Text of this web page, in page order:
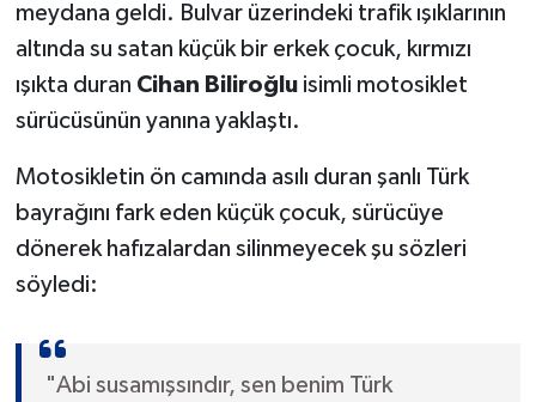
meydana geldi. Bulvar üzerindeki trafik ışıklarının
altında su satan küçük bir erkek çocuk, kırmızı
ışıkta duran Cihan Biliroğluisimli motosiklet
sürücüsünün yanına yaklaştı.
Motosikletin ön camında asılı duran şanlı Türk
bayrağını fark eden küçük çocuk, sürücüye
dönerek hafızalardan silinmeyecek şu sözleri
söyledi:
"Abi susamışsındır, sen benim Türk